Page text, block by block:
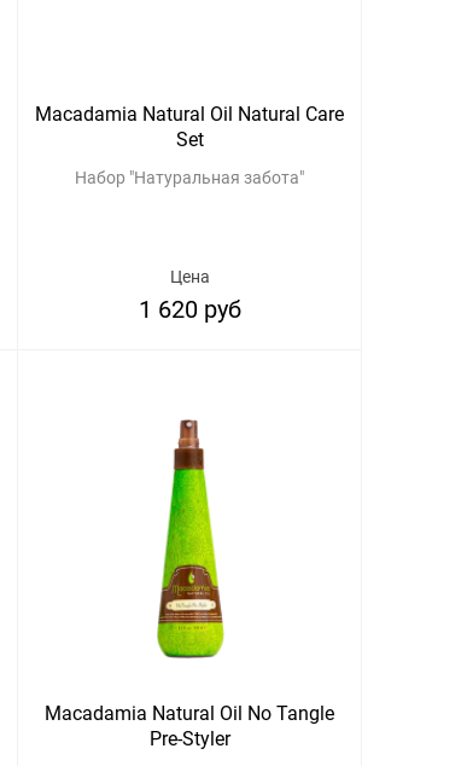
Macadamia Natural Oil Natural Care
Set
Набор "Натуральная забота"
Цена
1 620 руб
Macadamia Natural Oil No Tangle
Pre-Styler